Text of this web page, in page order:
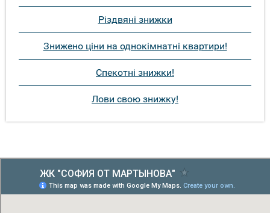
Різдвяні знижки
Знижено ціни на однокімнатні квартири!
Спекотні знижки!
Лови свою знижку!